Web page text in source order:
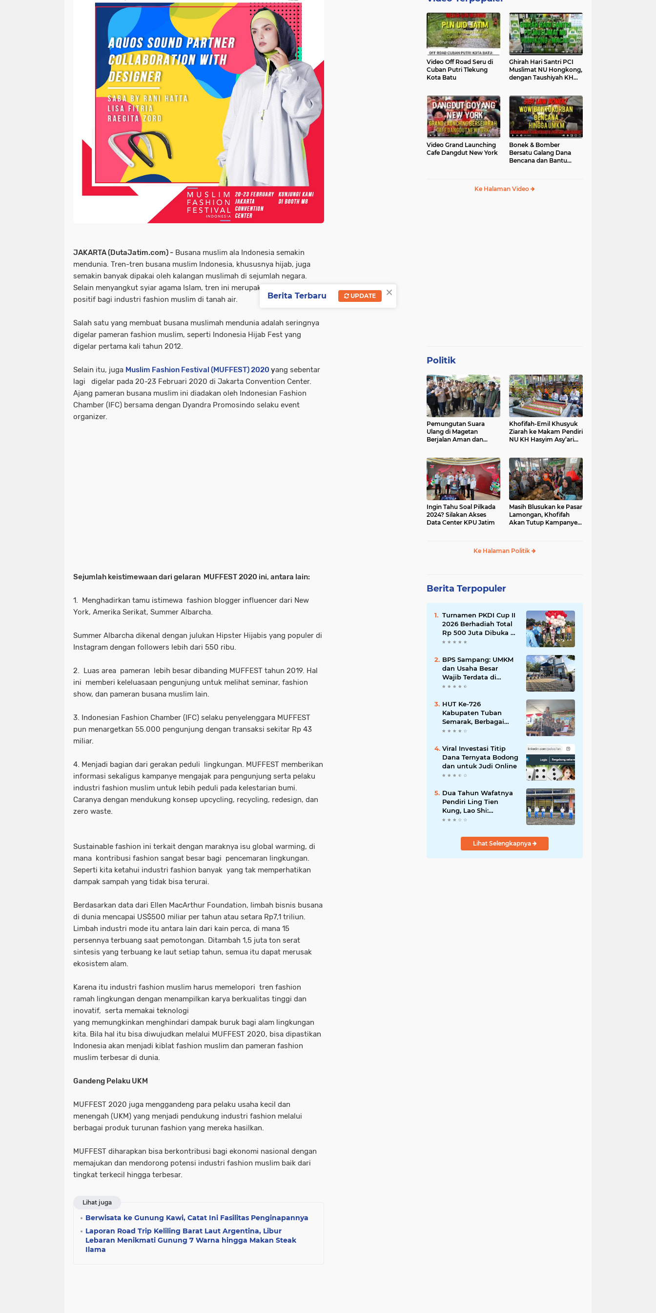
JAKARTA (DutaJatim.com) - Busana muslim ala Indonesia semakin
mendunia. Tren-tren busana muslim Indonesia, khususnya hijab, juga
semakin banyak dipakai oleh kalangan muslimah di sejumlah negara.
Selain menyangkut syiar agama Islam, tren ini merupakan perkembangan
positif bagi industri fashion muslim di tanah air.
Salah satu yang membuat busana muslimah mendunia adalah seringnya
digelar pameran fashion muslim, seperti Indonesia Hijab Fest yang
digelar pertama kali tahun 2012.
Selain itu, juga Muslim Fashion Festival (MUFFEST) 2020 yang sebentar
lagi digelar pada 20-23 Februari 2020 di Jakarta Convention Center.
Ajang pameran busana muslim ini diadakan oleh Indonesian Fashion
Chamber (IFC) bersama dengan Dyandra Promosindo selaku event
organizer.
Sejumlah keistimewaan dari gelaran MUFFEST 2020 ini, antara lain:
1. Menghadirkan tamu istimewa fashion blogger influencer dari New
York, Amerika Serikat, Summer Albarcha.
Summer Albarcha dikenal dengan julukan Hipster Hijabis yang populer di
Instagram dengan followers lebih dari 550 ribu.
2. Luas area pameran lebih besar dibanding MUFFEST tahun 2019. Hal
ini memberi keleluasaan pengunjung untuk melihat seminar, fashion
show, dan pameran busana muslim lain.
3. Indonesian Fashion Chamber (IFC) selaku penyelenggara MUFFEST
pun menargetkan 55.000 pengunjung dengan transaksi sekitar Rp 43
miliar.
4. Menjadi bagian dari gerakan peduli lingkungan. MUFFEST memberikan
informasi sekaligus kampanye mengajak para pengunjung serta pelaku
industri fashion muslim untuk lebih peduli pada kelestarian bumi.
Caranya dengan mendukung konsep upcycling, recycling, redesign, dan
zero waste.
Sustainable fashion ini terkait dengan maraknya isu global warming, di
mana kontribusi fashion sangat besar bagi pencemaran lingkungan.
Seperti kita ketahui industri fashion banyak yang tak memperhatikan
dampak sampah yang tidak bisa terurai.
Berdasarkan data dari Ellen MacArthur Foundation, limbah bisnis busana
di dunia mencapai US$500 miliar per tahun atau setara Rp7,1 triliun.
Limbah industri mode itu antara lain dari kain perca, di mana 15
persennya terbuang saat pemotongan. Ditambah 1,5 juta ton serat
sintesis yang terbuang ke laut setiap tahun, semua itu dapat merusak
ekosistem alam.
Karena itu industri fashion muslim harus memelopori tren fashion
ramah lingkungan dengan menampilkan karya berkualitas tinggi dan
inovatif, serta memakai teknologi
yang memungkinkan menghindari dampak buruk bagi alam lingkungan
kita. Bila hal itu bisa diwujudkan melalui MUFFEST 2020, bisa dipastikan
Indonesia akan menjadi kiblat fashion muslim dan pameran fashion
muslim terbesar di dunia.
Gandeng Pelaku UKM
MUFFEST 2020 juga menggandeng para pelaku usaha kecil dan
menengah (UKM) yang menjadi pendukung industri fashion melalui
berbagai produk turunan fashion yang mereka hasilkan.
MUFFEST diharapkan bisa berkontribusi bagi ekonomi nasional dengan
memajukan dan mendorong potensi industri fashion muslim baik dari
tingkat terkecil hingga terbesar.
Lihat juga
Berwisata ke Gunung Kawi, Catat Ini Fasilitas Penginapannya
Laporan Road Trip Keliling Barat Laut Argentina, Libur
Lebaran Menikmati Gunung 7 Warna hingga Makan Steak
Ilama
Video Off Road Seru di
Cuban Putri Tlekung
Kota Batu
Ghirah Hari Santri PCI
Muslimat NU Hongkong,
dengan Taushiyah KH
Video Grand Launching
Cafe Dangdut New York
Bonek & Bomber
Bersatu Galang Dana
Bencana dan Bantu
Ke Halaman Video
Politik
Pemungutan Suara
Ulang di Magetan
Berjalan Aman dan
Khofifah-Emil Khusyuk
Ziarah ke Makam Pendiri
NU KH Hasyim Asy’ari
Ingin Tahu Soal Pilkada
2024? Silakan Akses
Data Center KPU Jatim
Masih Blusukan ke Pasar
Lamongan, Khofifah
Akan Tutup Kampanye
Ke Halaman Politik
Berita Terpopuler
Turnamen PKDI Cup II
2026 Berhadiah Total
Rp 500 Juta Dibuka di
Jombang, Ketua PKDI
Mahdi: Ajang
Silaturrahmi dan
Media Komunikasi
Antar-Kades untuk
BPS Sampang: UMKM
dan Usaha Besar
Wajib Terdata di
Sensus Ekonomi 2026,
Sasaran
HUT Ke-726
Kabupaten Tuban
Semarak, Berbagai
Prestasinya Pun
Viral Investasi Titip
Dana Ternyata Bodong
dan untuk Judi Online
Dua Tahun Wafatnya
Pendiri Ling Tien
Kung, Lao Shi:
Amanah Harus Kita
Lihat Selengkapnya
×
Berita Terbaru UPDATE